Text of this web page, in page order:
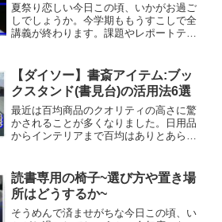
夏祭り恋しい今日この頃、いかがお過ご
しでしょうか。今学期ももうすこしで全
講義が終わります。課題やレポートテス
書をするとき使っている、読書における
三種の神器があります。そ...
【ダイソー】書斎アイテム:ブッ
クスタンド(書見台)の活用法6選
最近は百均商品のクオリティの高さに驚
かされることが多くなりました。日用品
からインテリアまで百均はありとあらゆ
うなのが売られているとつい嬉しくなっ
てしまいます。ブックスタ...
読書専用の椅子~選び方や置き場
所はどうするか~
そうめんで済ませがちな今日この頃、い